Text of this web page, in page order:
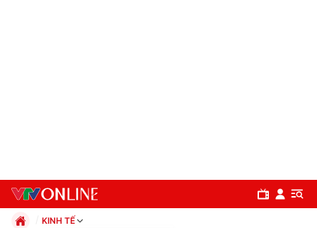
KINH TẾ